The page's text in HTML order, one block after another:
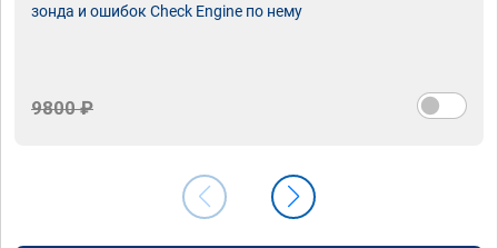
зонда и ошибок Check Engine по нему
9800 ₽